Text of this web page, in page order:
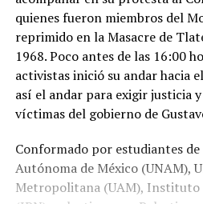
quienes fueron miembros del
reprimido en la Masacre de
1968. Poco antes de las 16:00
activistas inició su andar hacia
así el andar para exigir justicia
víctimas del gobierno de
Conformado por estudiantes
Autónoma de México (UNAM),
Metropolitana (UAM), Instituto